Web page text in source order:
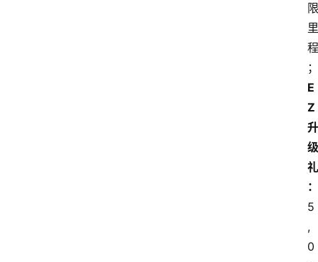
限
里
程
；
E
Z
升
级
礼
：
5
,
0